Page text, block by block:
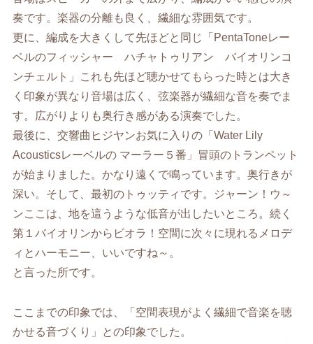
奏です。楽器の分離も良く、繊細な雰囲気です。
更に、編成を大きくして先ほどと同じ「PentaToneレー
ベルのフィッシャー ハチャトゥリアン バイオリンコ
ンチェルト」これも先ほど聴かせてもらった時とは大き
く印象が異なり音場は広く、弦楽器が繊細な音を奏でま
す。広がりよりも奥行き感がある演奏でした。
最後に、交響曲ヒジヤンお気に入りの「Water Lily
Acousticsレーベルの マーラー５番」冒頭のトランペット
が始まりました。かなり遠くで鳴っています。奥行きが
深い。そして、最初のトゥッティです。ジャーン！ウ～
ンここは、地を這うような低音が出したいところ。続く
第１バイオリンからビオラ！空間に次々に現れるメロデ
ィとハーモニー、いいですね～。
と言った所です。
ここまでの印象では、「空間表現がよく繊細で音楽を聴
かせる音づくり」との印象でした。